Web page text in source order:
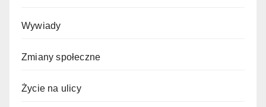
Wywiady
Zmiany społeczne
Życie na ulicy